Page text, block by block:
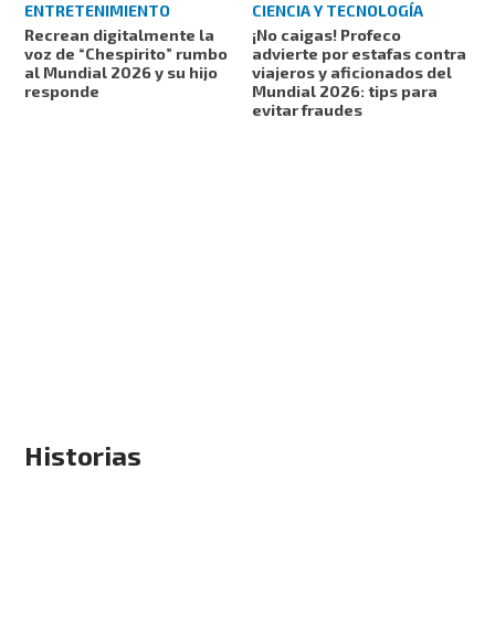
ENTRETENIMIENTO
Recrean digitalmente la
voz de “Chespirito” rumbo
al Mundial 2026 y su hijo
responde
CIENCIA Y TECNOLOGÍA
¡No caigas! Profeco
advierte por estafas contra
viajeros y aficionados del
Mundial 2026: tips para
evitar fraudes
Historias